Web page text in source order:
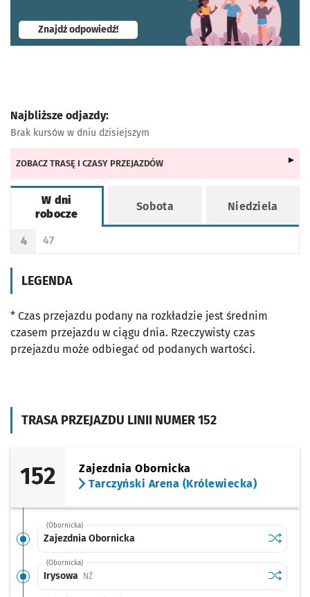
Znajdź odpowiedź!- otworzy się w nowej karcie
TRASA PRZEJAZDU LINII NUMER 152
152
Zajezdnia Obornicka
Tarczyński Arena (Królewiecka)
(Obornicka)
Zajezdnia Obornicka Sprawdź
(Obornicka)
Irysowa NŻPrzystanek na życzenie Sprawdź
Irysowa
Najbliższe odjazdy:
Brak kursów w dniu dzisiejszym
ZOBACZ TRASĘ I CZASY PRZEJAZDÓW
W dni
robocze
Sobota Niedziela
Rozkład jazdy -
Godzina odjazdu
4
Odjazd
47
minut po godzinie 4
LEGENDA
* Czas przejazdu podany na rozkładzie jest średnim
czasem przejazdu w ciągu dnia. Rzeczywisty czas
przejazdu może odbiegać od podanych wartości.